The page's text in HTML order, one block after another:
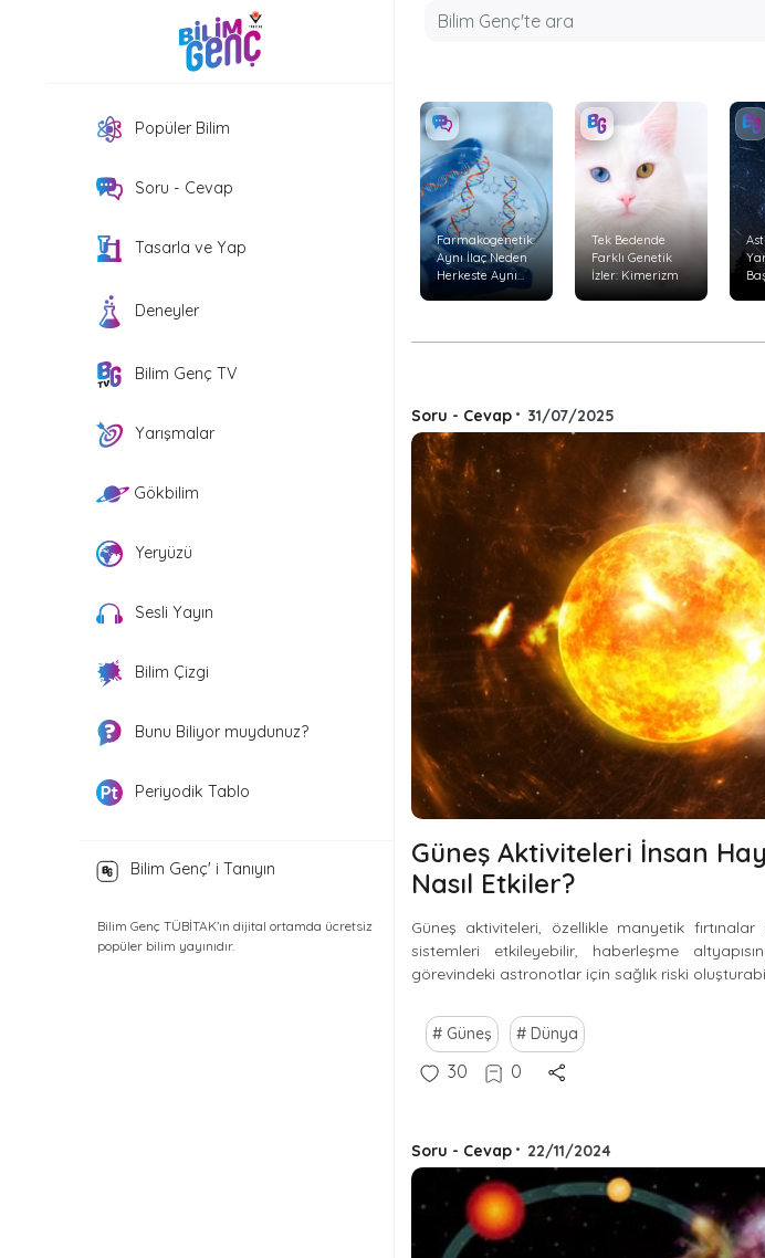
Popüler Bilim
Soru - Cevap
Tasarla ve Yap
Deneyler
Bilim Genç TV
Yarışmalar
Gökbilim
Yeryüzü
Sesli Yayın
Bilim Çizgi
Bunu Biliyor muydunuz?
Periyodik Tablo
Bilim Genç' i Tanıyın
Bilim Genç TÜBİTAK’ın dijital ortamda ücretsiz
popüler bilim yayınıdır.
Farmakogenetik:
Aynı İlaç Neden
Herkeste Aynı
Tek Bedende
Farklı Genetik
İzler: Kimerizm
Soru - Cevap • 31/07/2025
Güneş Aktiviteleri İnsan
Nasıl Etkiler?
Güneş aktiviteleri, özellikle manyetik
sistemleri etkileyebilir, haberleşme
görevindeki astronotlar için sağlık riski
Güneş Dünya
30 0
Soru - Cevap • 22/11/2024